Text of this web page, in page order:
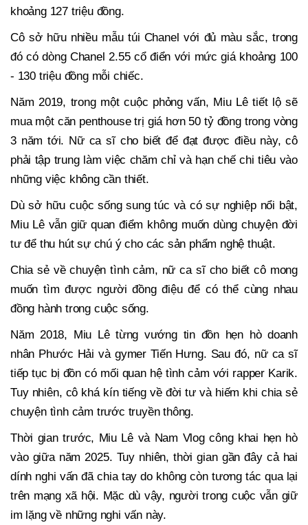
khoảng 127 triệu đồng.
Cô sở hữu nhiều mẫu túi Chanel với đủ màu sắc, trong
đó có dòng Chanel 2.55 cổ điển với mức giá khoảng 100
- 130 triệu đồng mỗi chiếc.
Năm 2019, trong một cuộc phỏng vấn, Miu Lê tiết lộ sẽ
mua một căn penthouse trị giá hơn 50 tỷ đồng trong vòng
3 năm tới. Nữ ca sĩ cho biết để đạt được điều này, cô
phải tập trung làm việc chăm chỉ và hạn chế chi tiêu vào
những việc không cần thiết.
Dù sở hữu cuộc sống sung túc và có sự nghiệp nổi bật,
Miu Lê vẫn giữ quan điểm không muốn dùng chuyện đời
tư để thu hút sự chú ý cho các sản phẩm nghệ thuật.
Chia sẻ về chuyện tình cảm, nữ ca sĩ cho biết cô mong
muốn tìm được người đồng điệu để có thể cùng nhau
đồng hành trong cuộc sống.
Năm 2018, Miu Lê từng vướng tin đồn hẹn hò doanh
nhân Phước Hải và gymer Tiến Hưng. Sau đó, nữ ca sĩ
tiếp tục bị đồn có mối quan hệ tình cảm với rapper Karik.
Tuy nhiên, cô khá kín tiếng về đời tư và hiếm khi chia sẻ
chuyện tình cảm trước truyền thông.
Thời gian trước, Miu Lê và Nam Vlog công khai hẹn hò
vào giữa năm 2025. Tuy nhiên, thời gian gần đây cả hai
dính nghi vấn đã chia tay do không còn tương tác qua lại
trên mạng xã hội. Mặc dù vậy, người trong cuộc vẫn giữ
im lặng về những nghi vấn này.